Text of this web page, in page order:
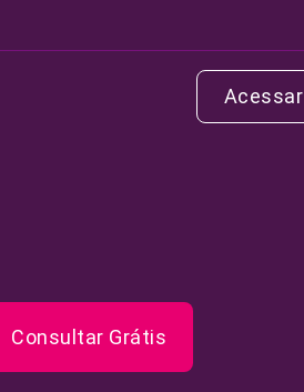
Acessar
Consultar Grátis